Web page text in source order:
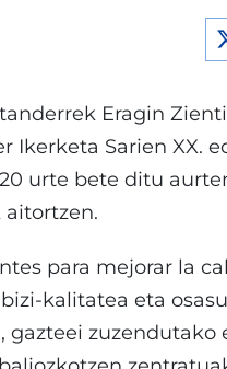
Eragin
Sarien XX.
urte bete ditu
para mejorar la
kalitatea eta
zuzendutako